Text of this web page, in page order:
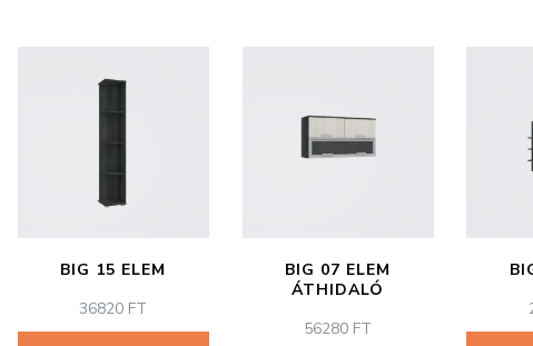
BIG 15 ELEM
36820 FT
BIG 07 ELEM
ÁTHIDALÓ
56280 FT